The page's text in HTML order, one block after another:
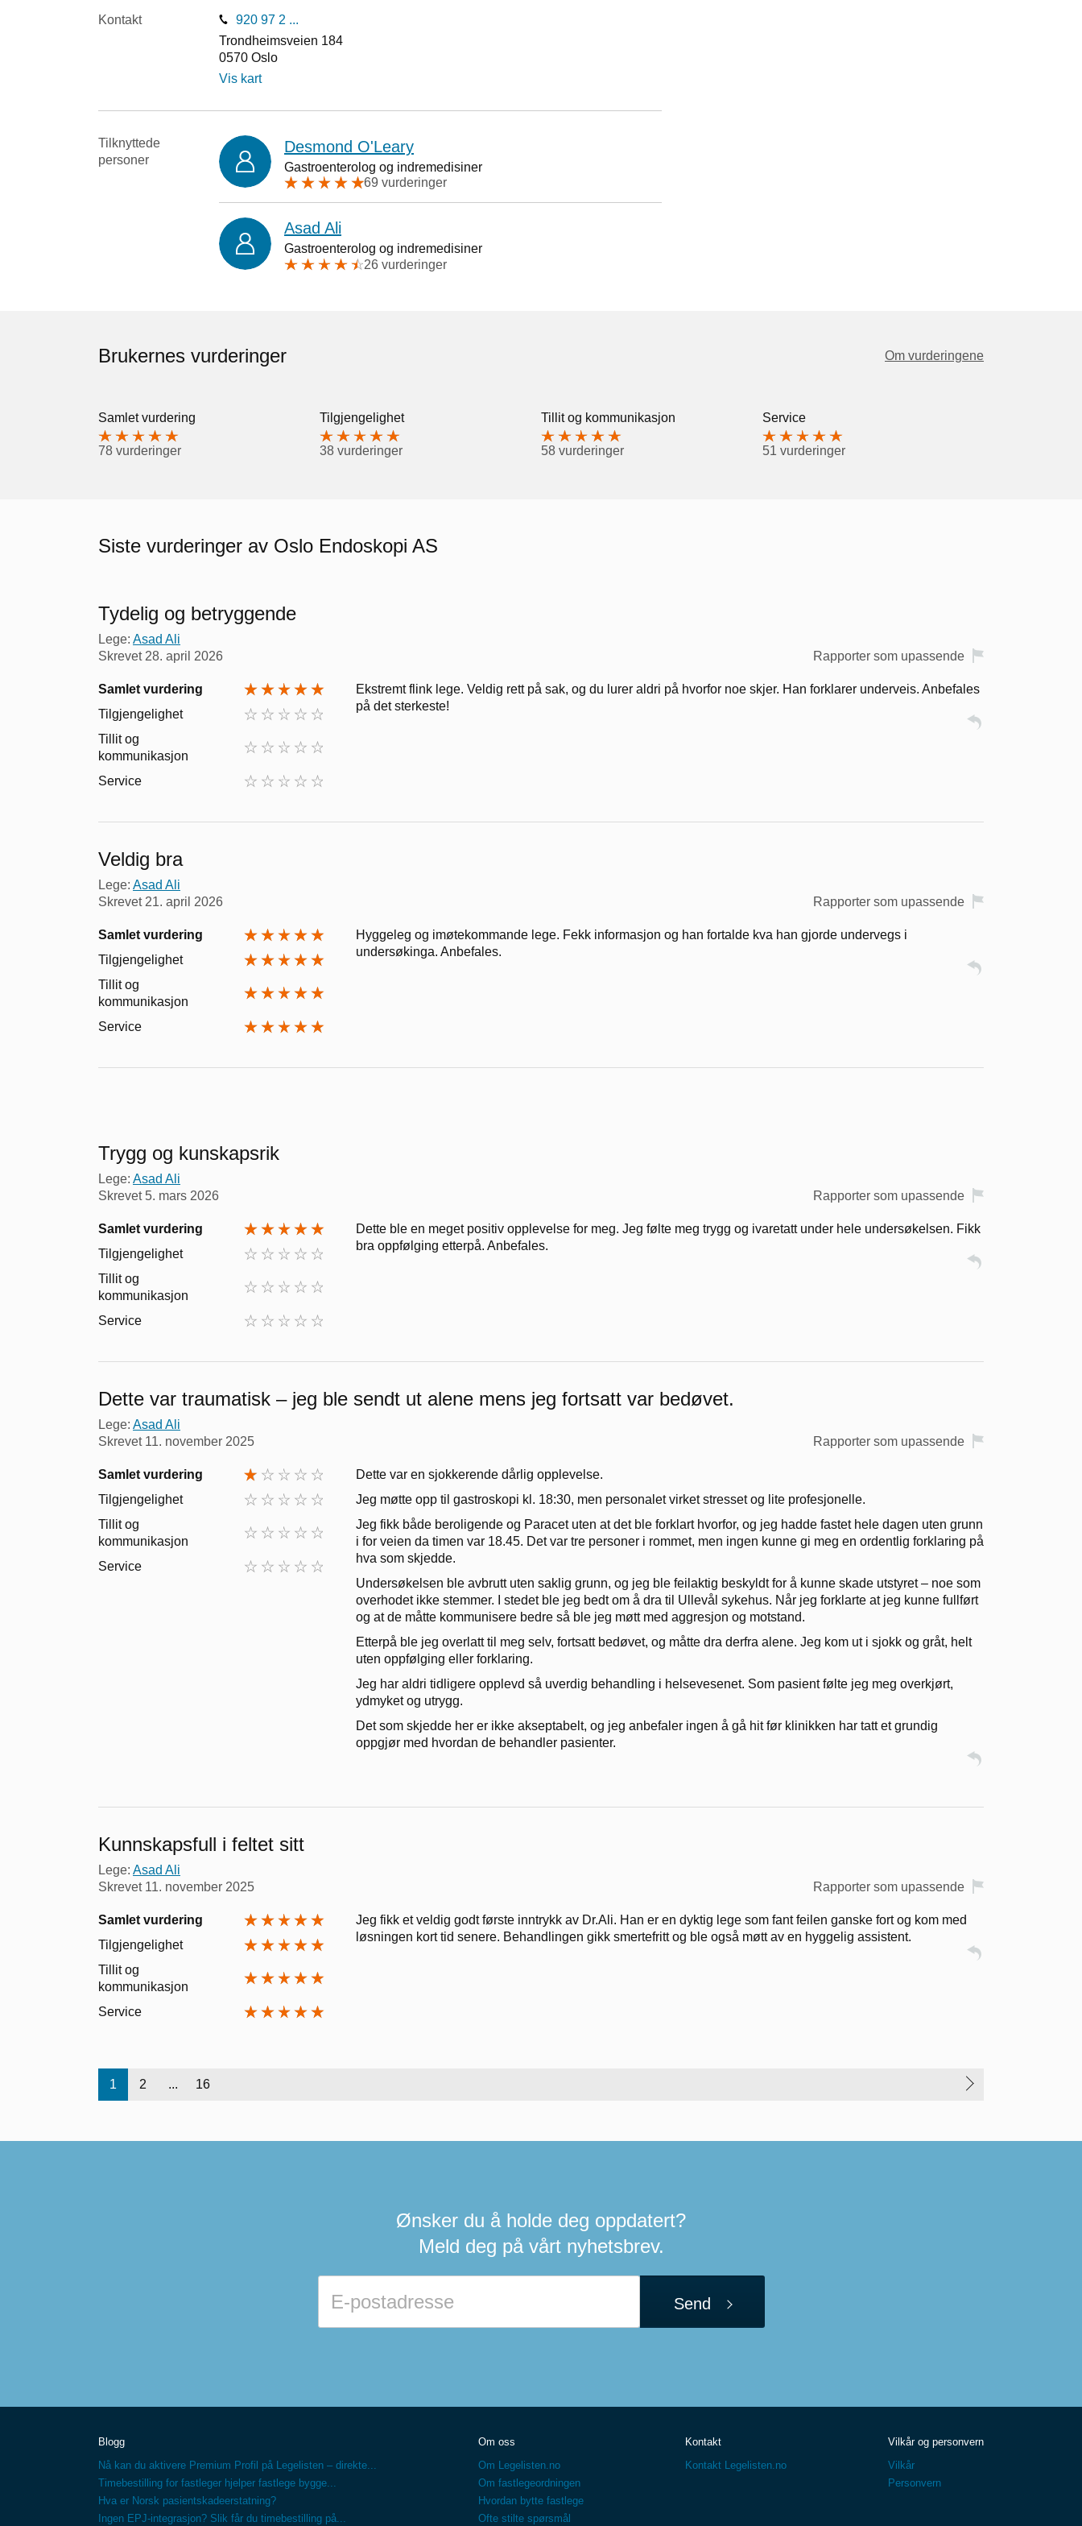
Kontakt
920 97 2 ...
Trondheimsveien 184
0570 Oslo
Vis kart
Tilknyttede
personer
Desmond O'Leary
Gastroenterolog og indremedisiner
69 vurderinger
Asad Ali
Gastroenterolog og indremedisiner
26 vurderinger
Brukernes vurderinger Om vurderingene
Samlet vurdering
78 vurderinger
Tilgjengelighet
38 vurderinger
Tillit og kommunikasjon
58 vurderinger
Service
51 vurderinger
Siste vurderinger av Oslo Endoskopi AS
Tydelig og betryggende
Lege: Asad Ali
Skrevet 28. april 2026 Rapporter som upassende
Samlet vurdering
Tilgjengelighet
Tillit og
kommunikasjon
Service
Ekstremt flink lege. Veldig rett på sak, og du lurer aldri på hvorfor noe skjer. Han forklarer underveis. Anbefales
på det sterkeste!
Veldig bra
Lege: Asad Ali
Skrevet 21. april 2026 Rapporter som upassende
Samlet vurdering
Tilgjengelighet
Tillit og
kommunikasjon
Service
Hyggeleg og imøtekommande lege. Fekk informasjon og han fortalde kva han gjorde undervegs i
undersøkinga. Anbefales.
Trygg og kunskapsrik
Lege: Asad Ali
Skrevet 5. mars 2026 Rapporter som upassende
Samlet vurdering
Tilgjengelighet
Tillit og
kommunikasjon
Service
Dette ble en meget positiv opplevelse for meg. Jeg følte meg trygg og ivaretatt under hele undersøkelsen. Fikk
bra oppfølging etterpå. Anbefales.
Dette var traumatisk – jeg ble sendt ut alene mens jeg fortsatt var bedøvet.
Lege: Asad Ali
Skrevet 11. november 2025 Rapporter som upassende
Samlet vurdering
Tilgjengelighet
Tillit og
kommunikasjon
Service
Dette var en sjokkerende dårlig opplevelse.
Jeg møtte opp til gastroskopi kl. 18:30, men personalet virket stresset og lite profesjonelle.
Jeg fikk både beroligende og Paracet uten at det ble forklart hvorfor, og jeg hadde fastet hele dagen uten grunn
i for veien da timen var 18.45. Det var tre personer i rommet, men ingen kunne gi meg en ordentlig forklaring på
hva som skjedde.
Undersøkelsen ble avbrutt uten saklig grunn, og jeg ble feilaktig beskyldt for å kunne skade utstyret – noe som
overhodet ikke stemmer. I stedet ble jeg bedt om å dra til Ullevål sykehus. Når jeg forklarte at jeg kunne fullført
og at de måtte kommunisere bedre så ble jeg møtt med aggresjon og motstand.
Etterpå ble jeg overlatt til meg selv, fortsatt bedøvet, og måtte dra derfra alene. Jeg kom ut i sjokk og gråt, helt
uten oppfølging eller forklaring.
Jeg har aldri tidligere opplevd så uverdig behandling i helsevesenet. Som pasient følte jeg meg overkjørt,
ydmyket og utrygg.
Det som skjedde her er ikke akseptabelt, og jeg anbefaler ingen å gå hit før klinikken har tatt et grundig
oppgjør med hvordan de behandler pasienter.
Kunnskapsfull i feltet sitt
Lege: Asad Ali
Skrevet 11. november 2025 Rapporter som upassende
Samlet vurdering
Tilgjengelighet
Tillit og
kommunikasjon
Service
Jeg fikk et veldig godt første inntrykk av Dr.Ali. Han er en dyktig lege som fant feilen ganske fort og kom med
løsningen kort tid senere. Behandlingen gikk smertefritt og ble også møtt av en hyggelig assistent.
1 2 ... 16
Ønsker du å holde deg oppdatert?
Meld deg på vårt nyhetsbrev.
Send
Blogg
Nå kan du aktivere Premium Profil på Legelisten – direkte...
Timebestilling for fastleger hjelper fastlege bygge...
Hva er Norsk pasientskadeerstatning?
Ingen EPJ-integrasjon? Slik får du timebestilling på...
Om oss
Om Legelisten.no
Om fastlegeordningen
Hvordan bytte fastlege
Ofte stilte spørsmål
Kontakt
Kontakt Legelisten.no
Vilkår og personvern
Vilkår
Personvern